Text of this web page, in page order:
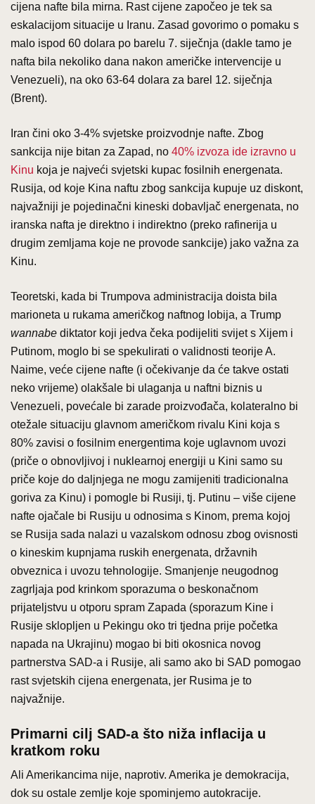
cijena nafte bila mirna. Rast cijene započeo je tek sa
eskalacijom situacije u Iranu. Zasad govorimo o pomaku s
malo ispod 60 dolara po barelu 7. siječnja (dakle tamo je
nafta bila nekoliko dana nakon američke intervencije u
Venezueli), na oko 63-64 dolara za barel 12. siječnja
(Brent).
Iran čini oko 3-4% svjetske proizvodnje nafte. Zbog
sankcija nije bitan za Zapad, no 40% izvoza ide izravno u
Kinu koja je najveći svjetski kupac fosilnih energenata.
Rusija, od koje Kina naftu zbog sankcija kupuje uz diskont,
najvažniji je pojedinačni kineski dobavljač energenata, no
iranska nafta je direktno i indirektno (preko rafinerija u
drugim zemljama koje ne provode sankcije) jako važna za
Kinu.
Teoretski, kada bi Trumpova administracija doista bila
marioneta u rukama američkog naftnog lobija, a Trump
wannabe diktator koji jedva čeka podijeliti svijet s Xijem i
Putinom, moglo bi se spekulirati o validnosti teorije A.
Naime, veće cijene nafte (i očekivanje da će takve ostati
neko vrijeme) olakšale bi ulaganja u naftni biznis u
Venezueli, povećale bi zarade proizvođača, kolateralno bi
otežale situaciju glavnom američkom rivalu Kini koja s
80% zavisi o fosilnim energentima koje uglavnom uvozi
(priče o obnovljivoj i nuklearnoj energiji u Kini samo su
priče koje do daljnjega ne mogu zamijeniti tradicionalna
goriva za Kinu) i pomogle bi Rusiji, tj. Putinu – više cijene
nafte ojačale bi Rusiju u odnosima s Kinom, prema kojoj
se Rusija sada nalazi u vazalskom odnosu zbog ovisnosti
o kineskim kupnjama ruskih energenata, državnih
obveznica i uvozu tehnologije. Smanjenje neugodnog
zagrljaja pod krinkom sporazuma o beskonačnom
prijateljstvu u otporu spram Zapada (sporazum Kine i
Rusije sklopljen u Pekingu oko tri tjedna prije početka
napada na Ukrajinu) mogao bi biti okosnica novog
partnerstva SAD-a i Rusije, ali samo ako bi SAD pomogao
rast svjetskih cijena energenata, jer Rusima je to
najvažnije.
Primarni cilj SAD-a što niža inflacija u
kratkom roku
Ali Amerikancima nije, naprotiv. Amerika je demokracija,
dok su ostale zemlje koje spominjemo autokracije.